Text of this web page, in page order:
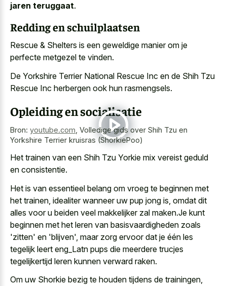
jaren teruggaat.
Redding en schuilplaatsen
Rescue & Shelters is een geweldige manier om je
perfecte metgezel te vinden.
De Yorkshire Terrier National Rescue Inc en de Shih Tzu
Rescue Inc herbergen ook hun rasmengsels.
Opleiding en socialisatie
Bron: youtube.com Volledige gids over Shih Tzu en
Yorkshire Terrier kruisras (ShorkiePoo)
Het trainen van een Shih Tzu Yorkie mix vereist geduld
en consistentie.
Het is van essentieel belang om vroeg te beginnen met
het trainen, idealiter wanneer uw pup jong is, omdat dit
alles voor u beiden veel makkelijker zal maken.Je kunt
beginnen met het leren van basisvaardigheden zoals
'zitten' en 'blijven', maar zorg ervoor dat je één les
tegelijk leert eng_Latn pups die meerdere trucjes
tegelijkertijd leren kunnen verward raken.
Om uw Shorkie bezig te houden tijdens de trainingen,